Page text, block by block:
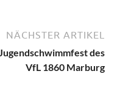
NÄCHSTER ARTIKEL
Jugendschwimmfest des
VfL 1860 Marburg